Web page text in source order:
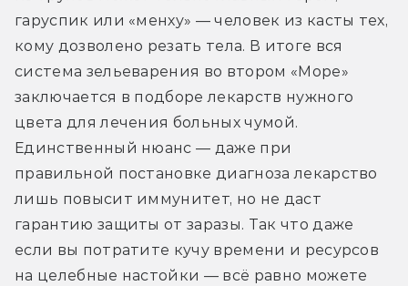
гаруспик или «менху» — человек из касты тех,
кому дозволено резать тела. В итоге вся
система зельеварения во втором «Море»
заключается в подборе лекарств нужного
цвета для лечения больных чумой.
Единственный нюанс — даже при
правильной постановке диагноза лекарство
лишь повысит иммунитет, но не даст
гарантию защиты от заразы. Так что даже
если вы потратите кучу времени и ресурсов
на целебные настойки — всё равно можете